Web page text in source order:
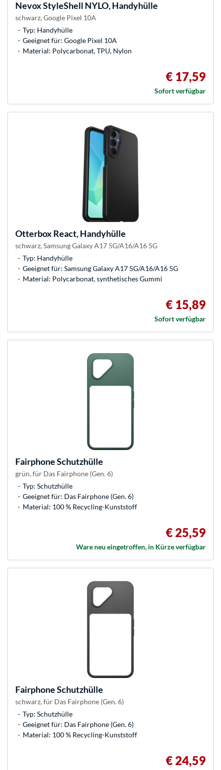
NevoxStyleShell NYLO, Handyhülle
schwarz, Google Pixel 10A
Typ: Handyhülle
Geeignet für: Google Pixel 10A
Material: Polycarbonat, TPU, Nylon
€ 17,59
Sofort verfügbar
OtterboxReact, Handyhülle
schwarz, Samsung Galaxy A17 5G/A16/A16 5G
Typ: Handyhülle
Geeignet für: Samsung Galaxy A17 5G/A16/A16 5G
Material: Polycarbonat, synthetisches Gummi
€ 15,89
Sofort verfügbar
FairphoneSchutzhülle
grün, für Das Fairphone (Gen. 6)
Typ: Schutzhülle
Geeignet für: Das Fairphone (Gen. 6)
Material: 100 % Recycling-Kunststoff
€ 25,59
Ware neu eingetroffen, in Kürze verfügbar
FairphoneSchutzhülle
schwarz, für Das Fairphone (Gen. 6)
Typ: Schutzhülle
Geeignet für: Das Fairphone (Gen. 6)
Material: 100 % Recycling-Kunststoff
€ 24,59